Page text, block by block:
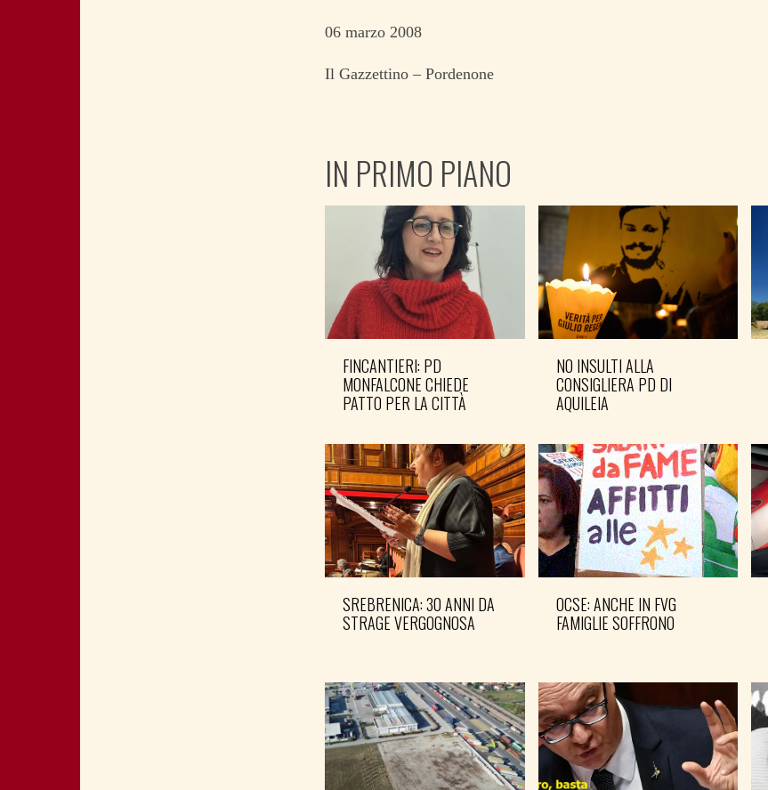
06 marzo 2008
Il Gazzettino – Pordenone
IN PRIMO PIANO
FINCANTIERI: PD
MONFALCONE CHIEDE
PATTO PER LA CITTÀ
NO INSULTI ALLA
CONSIGLIERA PD DI
AQUILEIA
SREBRENICA: 30 ANNI DA
STRAGE VERGOGNOSA
OCSE: ANCHE IN FVG
FAMIGLIE SOFFRONO